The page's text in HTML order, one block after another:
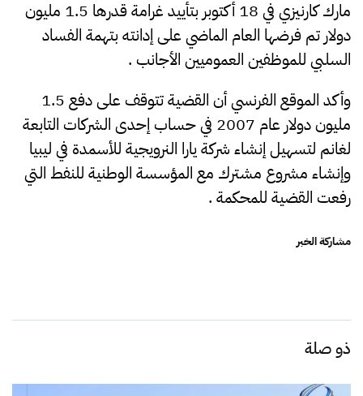
مارك كارنيزي في 18 أكتوبر بتأييد غرامة قدرها 1.5 مليون
دولار تم فرضها العام الماضي على إدانته بتهمة الفساد
السلبي للموظفين العموميين الأجانب .
وأكد الموقع الفرنسي أن القضية تتوقف على دفع 1.5
مليون دولار عام 2007 في حساب إحدى الشركات التابعة
لغانم لتسهيل إنشاء شركة يارا النرويجية للأسمدة في ليبيا
وإنشاء مشروع مشترك مع المؤسسة الوطنية للنفط التي
رفعت القضية للمحكمة .
مشاركة الخبر
ذو صلة